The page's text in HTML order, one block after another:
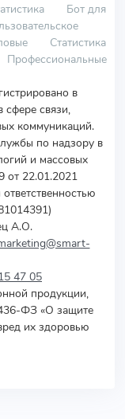
Бот для
Статистика
Профессиональные
в
связи,
коммуникаций.
по надзору в
и массовых
22.01.2021
А.О.
47 05
продукции,
ФЗ «О защите
их здоровью